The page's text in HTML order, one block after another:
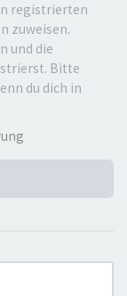
registrierten
zuweisen.
und die
Bitte
du dich in